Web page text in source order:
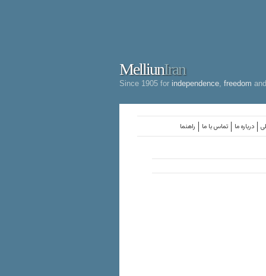
MelliunIran
Since 1905 for independence freedom
راهنما تماس با ما درباره ما